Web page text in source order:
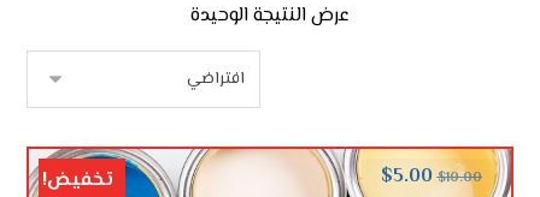
عرض النتيجة الوحيدة
$10.00
$5.00 تخفيض!